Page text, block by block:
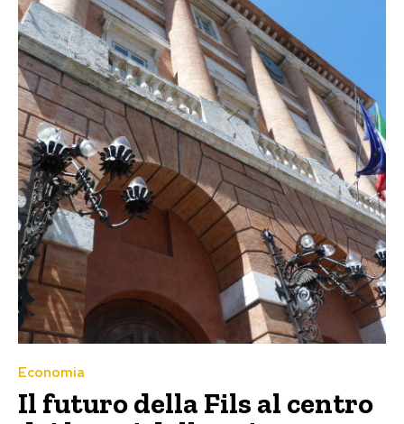
Economia
Il futuro della Fils al centro